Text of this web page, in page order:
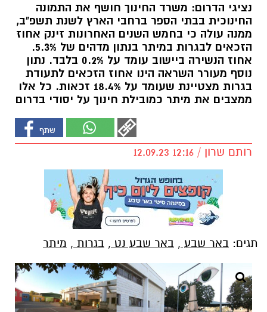
נציגי הדרום: משרד החינוך חושף את התמונה
החינוכית בבתי הספר ברחבי הארץ לשנת תשפ"ב,
ממנה עולה כי בחמש השנים האחרונות זינק אחוז
הזכאים לבגרות במיתר בנתון מדהים של 5.3%.
אחוז הנשירה ביישוב עומד על 0.2% בלבד. נתון
נוסף מעורר השראה הינו אחוז הזכאים לתעודת
בגרות מצטיינת שעומד על 18.4% זכאות. כל אלו
ממצבים את מיתר כמובילת חינוך על יסודי בדרום
רותם שרון / 12:16 12.09.23
תגים: באר שבע , באר שבע נט , בגרות , מיתר